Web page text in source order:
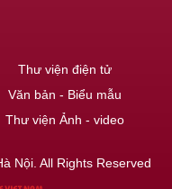
Thư viện điện tử
Văn bản - Biểu mẫu
Thư viện Ảnh - video
Nội. All Rights Reserved